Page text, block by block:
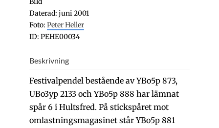
Daterad: juni 2001
Foto: Peter Heller
ID: PEHE00034
Beskrivning
Festivalpendel bestående av YBo5p 873,
UBo3yp 2133 och YBo5p 888 har lämnat
spår 6 i Hultsfred. På stickspåret mot
omlastningsmagasinet står YBo5p 881